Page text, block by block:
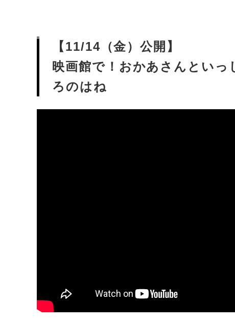
【11/14（金）公開】
映画館で！おかあさんとい
ろのはね